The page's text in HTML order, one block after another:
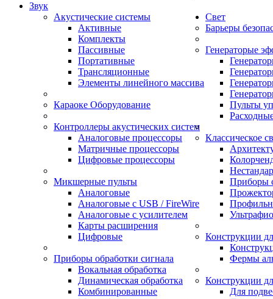
Звук
Акустические системы
Активные
Комплекты
Пассивные
Портативные
Трансляционные
Элементы линейного массива
Караоке Оборудование
Контроллеры акустических систем
Аналоговые процессоры
Матричные процессоры
Цифровые процессоры
Микшерные пульты
Аналоговые
Аналоговые с USB / FireWire
Аналоговые с усилителем
Карты расширения
Цифровые
Приборы обработки сигнала
Вокальная обработка
Динамическая обработка
Комбинированные
Свет
Барьеры
Генераторые
Пульты
Классическое
Приборы
Конструкции
Фермы
Конструкции
Для